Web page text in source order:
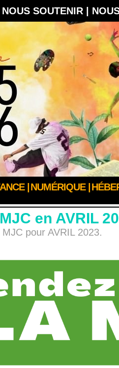
NOUS SOUTENIR |
| NUMÉRIQUE |
en AVRIL
pour AVRIL 2023.